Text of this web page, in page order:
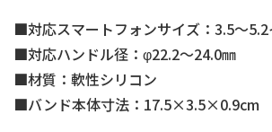
■対応スマートフォンサイズ：3.5～5.2
■対応ハンドル径：φ22.2～24.0㎜
■材質：軟性シリコン
■バンド本体寸法：17.5×3.5×0.9cm